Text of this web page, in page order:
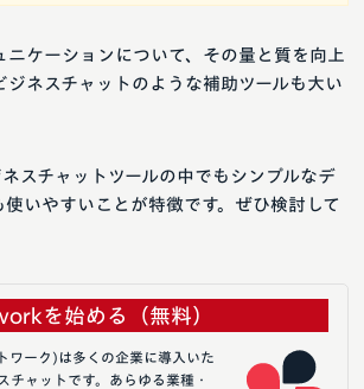
ニケーションについて、その量と質を向上
ジネスチャットのような補助ツールも大い
スチャットツールの中でもシンプルなデ
使いやすいことが特徴です。ぜひ検討して
を始める（無料）
ワーク)は多くの企業に導入いた
チャットです。あらゆる業種・